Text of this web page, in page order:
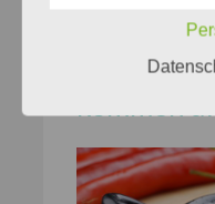
oder